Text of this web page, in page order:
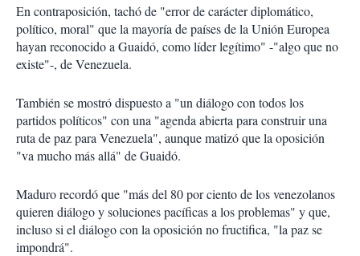
En contraposición, tachó de "error de carácter diplomático,
político, moral" que la mayoría de países de la Unión Europea
hayan reconocido a Guaidó, como líder legítimo" -"algo que no
existe"-, de Venezuela.
También se mostró dispuesto a "un diálogo con todos los
partidos políticos" con una "agenda abierta para construir una
ruta de paz para Venezuela", aunque matizó que la oposición
"va mucho más allá" de Guaidó.
Maduro recordó que "más del 80 por ciento de los venezolanos
quieren diálogo y soluciones pacíficas a los problemas" y que,
incluso si el diálogo con la oposición no fructifica, "la paz se
impondrá".